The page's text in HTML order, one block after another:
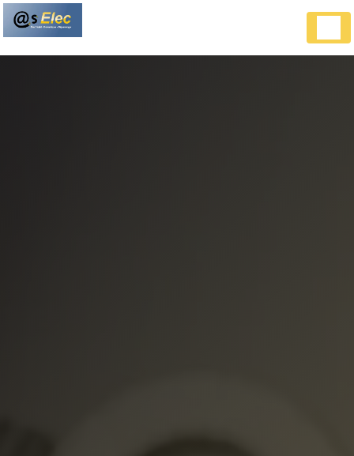
Panneau de gestion des cookies